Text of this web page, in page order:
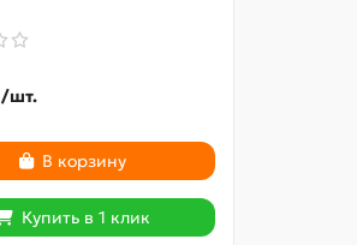
/шт.
В корзину
Купить в 1 клик